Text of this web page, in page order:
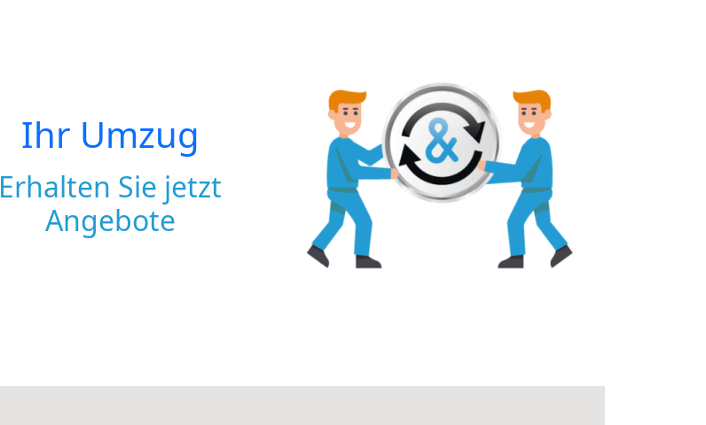
Ihr Umzug
Erhalten Sie jetzt
Angebote